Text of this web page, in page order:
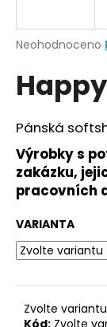
Průměrné
produktu
je
z
5
hvězdiček.
Neohodnoceno
Happy
Pánská
Výrobky s
zakázku,
pracovních
VARIANTA
Zvolte variantu
Kód: Zvolte
j
t
?
D
p
o